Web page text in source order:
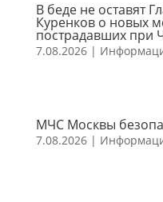
В беде не оставят
Куренков о новых
пострадавших при
7.08.2026|
МЧС Москвы
7.08.2026|